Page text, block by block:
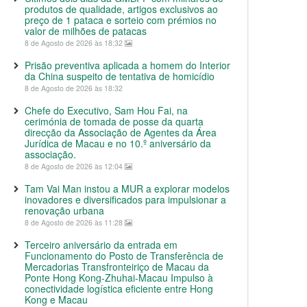
produtos de qualidade, artigos exclusivos ao
preço de 1 pataca e sorteio com prémios no
valor de milhões de patacas
8 de Agosto de 2026 às 18:32
Prisão preventiva aplicada a homem do Interior
da China suspeito de tentativa de homicídio
8 de Agosto de 2026 às 18:32
Chefe do Executivo, Sam Hou Fai, na
cerimónia de tomada de posse da quarta
direcção da Associação de Agentes da Área
Jurídica de Macau e no 10.º aniversário da
associação.
8 de Agosto de 2026 às 12:04
Tam Vai Man instou a MUR a explorar modelos
inovadores e diversificados para impulsionar a
renovação urbana
8 de Agosto de 2026 às 11:28
Terceiro aniversário da entrada em
Funcionamento do Posto de Transferência de
Mercadorias Transfronteiriço de Macau da
Ponte Hong Kong-Zhuhai-Macau Impulso à
conectividade logística eficiente entre Hong
Kong e Macau